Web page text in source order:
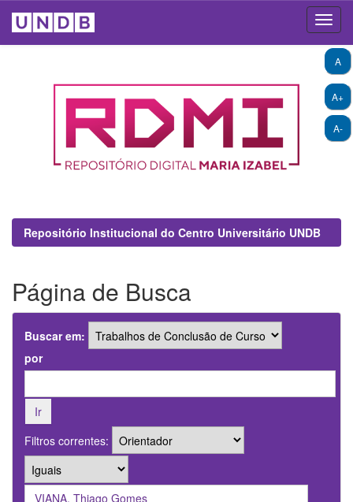
A+
A-
A
Repositório Institucional do Centro Universitário UNDB
Página de Busca
Buscar em:
por
Filtros correntes: